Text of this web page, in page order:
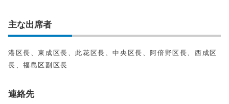
主な出席者
港区長、東成区長、此花区長、中央区長、阿倍野区長、西成区
長、福島区副区長
連絡先